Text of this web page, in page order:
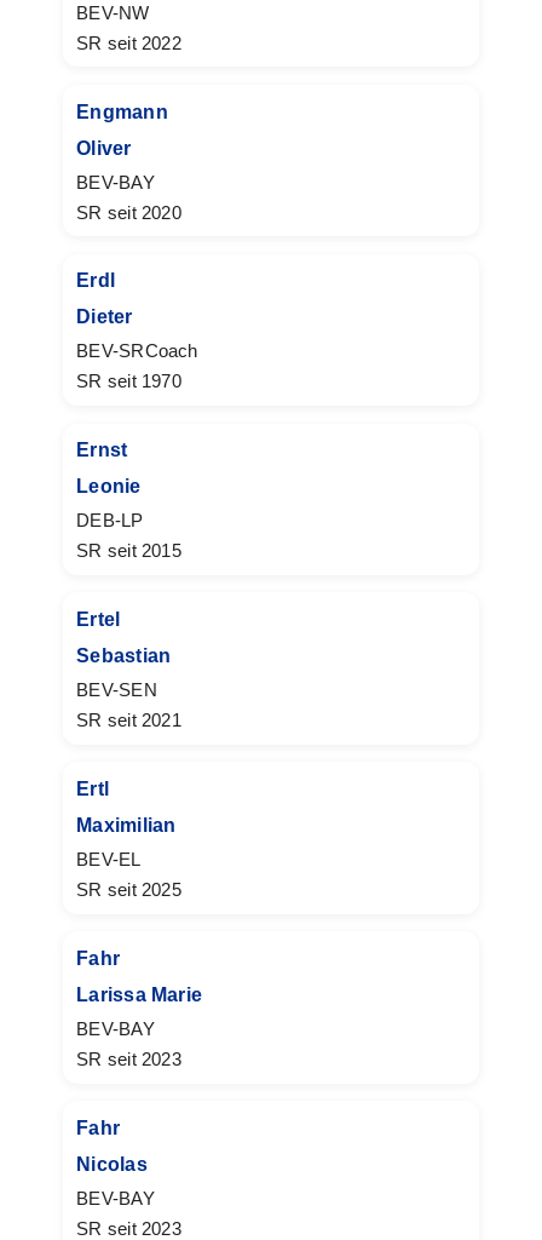
BEV-NW
SR seit 2022
Engmann
Oliver
BEV-BAY
SR seit 2020
Erdl
Dieter
BEV-SRCoach
SR seit 1970
Ernst
Leonie
DEB-LP
SR seit 2015
Ertel
Sebastian
BEV-SEN
SR seit 2021
Ertl
Maximilian
BEV-EL
SR seit 2025
Fahr
Larissa Marie
BEV-BAY
SR seit 2023
Fahr
Nicolas
BEV-BAY
SR seit 2023